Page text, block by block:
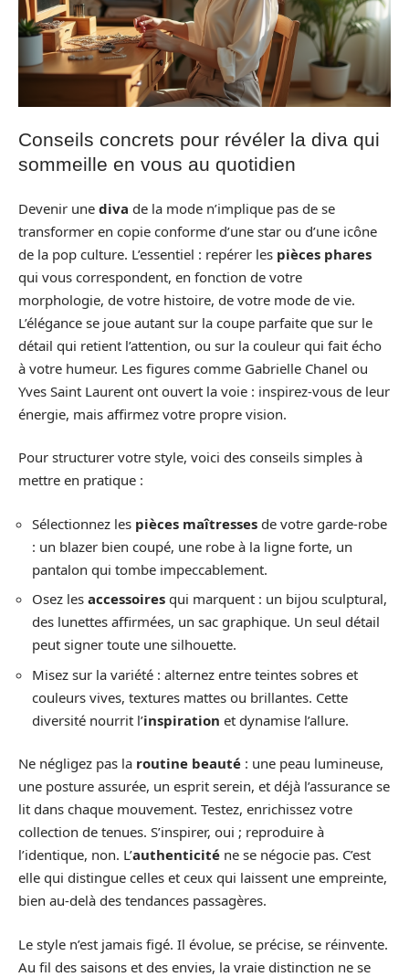
Conseils concrets pour révéler la diva qui
sommeille en vous au quotidien
Devenir une diva de la mode n’implique pas de se
transformer en copie conforme d’une star ou d’une icône
de la pop culture. L’essentiel : repérer les pièces phares
qui vous correspondent, en fonction de votre
morphologie, de votre histoire, de votre mode de vie.
L’élégance se joue autant sur la coupe parfaite que sur le
détail qui retient l’attention, ou sur la couleur qui fait écho
à votre humeur. Les figures comme Gabrielle Chanel ou
Yves Saint Laurent ont ouvert la voie : inspirez-vous de leur
énergie, mais affirmez votre propre vision.
Pour structurer votre style, voici des conseils simples à
mettre en pratique :
Sélectionnez les pièces maîtresses de votre garde-robe
: un blazer bien coupé, une robe à la ligne forte, un
pantalon qui tombe impeccablement.
Osez les accessoires qui marquent : un bijou sculptural,
des lunettes affirmées, un sac graphique. Un seul détail
peut signer toute une silhouette.
Misez sur la variété : alternez entre teintes sobres et
couleurs vives, textures mattes ou brillantes. Cette
diversité nourrit l’inspiration et dynamise l’allure.
Ne négligez pas la routine beauté : une peau lumineuse,
une posture assurée, un esprit serein, et déjà l’assurance se
lit dans chaque mouvement. Testez, enrichissez votre
collection de tenues. S’inspirer, oui ; reproduire à
l’identique, non. L’authenticité ne se négocie pas. C’est
elle qui distingue celles et ceux qui laissent une empreinte,
bien au-delà des tendances passagères.
Le style n’est jamais figé. Il évolue, se précise, se réinvente.
Au fil des saisons et des envies, la vraie distinction ne se